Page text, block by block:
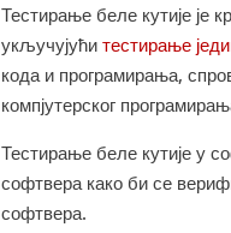
Тестирање беле кутије је
укључујућитестирање
кода и програмирања,
компјутерског
Тестирање беле кутије у
софтвера како би се
софтвера.